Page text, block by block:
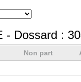
- Dossard :
Non part